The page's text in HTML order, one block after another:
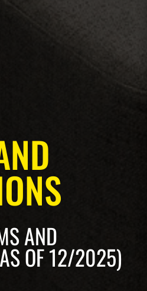
AND
OF 12/2025)